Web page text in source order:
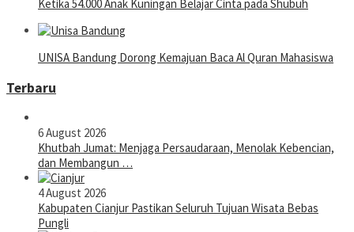
Ketika 54.000 Anak Kuningan Belajar Cinta pada Shubuh
UNISA Bandung Dorong Kemajuan Baca Al Quran Mahasiswa
Terbaru
6 August 2026
Khutbah Jumat: Menjaga Persaudaraan, Menolak Kebencian,
dan Membangun …
4 August 2026
Kabupaten Cianjur Pastikan Seluruh Tujuan Wisata Bebas
Pungli